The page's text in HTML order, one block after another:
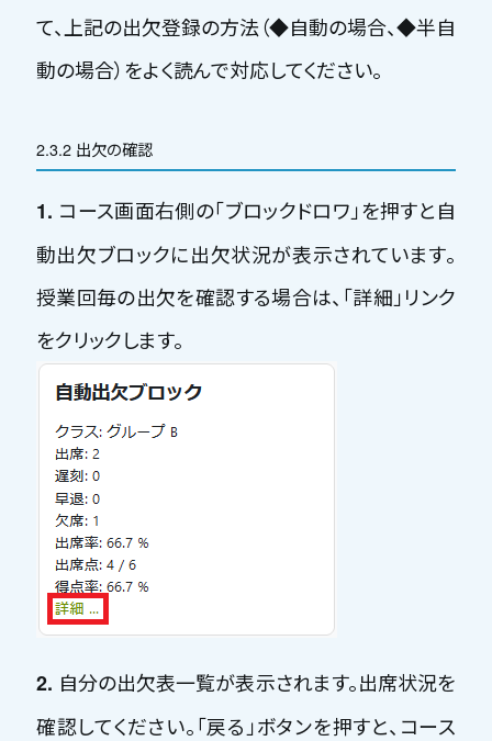
て、上記の出欠登録の方法（◆自動の場合、◆半自
動の場合）をよく読んで対応してください。
2.3.2 出欠の確認
1. コース画面右側の「ブロックドロワ」を押すと自
動出欠ブロックに出欠状況が表示されています。
授業回毎の出欠を確認する場合は、「詳細」リンク
をクリックします。
2. 自分の出欠表一覧が表示されます。出席状況を
確認してください。「戻る 」ボタンを押すと、コース